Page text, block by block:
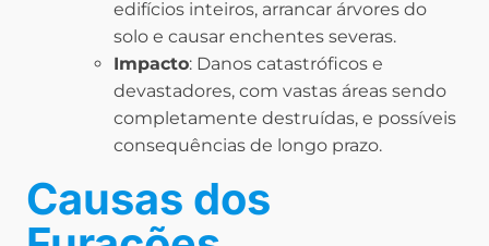
edifícios inteiros, arrancar árvores do
solo e causar enchentes severas.
Impacto: Danos catastróficos e
devastadores, com vastas áreas sendo
completamente destruídas, e possíveis
consequências de longo prazo.
Causas dos